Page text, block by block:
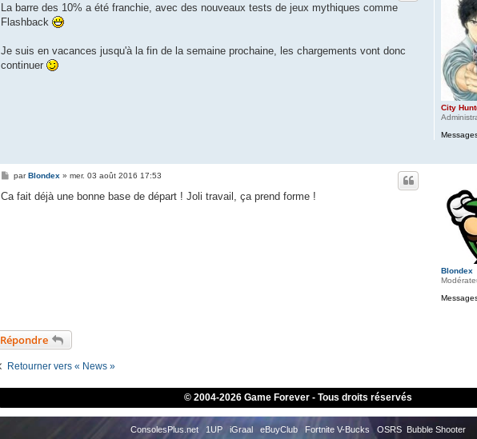
City
s
a
La barre des 10% a été franchie, avec des nouveaux tests de jeux mythiques comme
Flashback
Je suis en vacances jusqu'à la fin de la semaine prochaine, les chargements vont donc
continuer
Blondex
M
s
parBlondex » mer. 03 août 2016 17:53
Ca fait déjà une bonne base de départ ! Joli travail, ça prend forme !
Répondre
Retourner vers « News »
© 2004-2026 Game Forever - Tous droits réservés
ConsolesPlus.net 1UP iGraal eBuyClub Fortnite V-Bucks OSRS Bubble Shooter